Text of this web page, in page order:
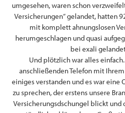
umgesehen, waren schon
Versicherungen“ gelandet, hatten
mit komplett ahnungslosen
herumgeschlagen und quasi
bei exali
Und plötzlich war alles
anschließenden Telefon mit
einiges verstanden und es war
zu sprechen, der erstens unsere
Versicherungsdschungel blickt und